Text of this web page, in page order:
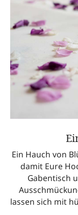
Ein Hauch von
damit Eure
Gabentisch
lassen sich mit